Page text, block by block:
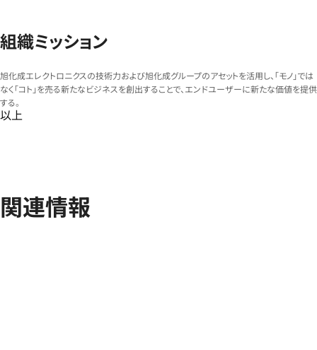
組織ミッション
旭化成エレクトロニクスの技術力および旭化成グループのアセットを活用し、「モノ」では
なく「コト」を売る新たなビジネスを創出することで、エンドユーザーに新たな価値を提供
する。
以上
関連情報